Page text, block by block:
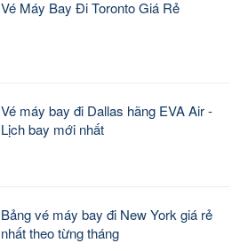
Vé Máy Bay Đi Toronto Giá Rẻ
Vé máy bay đi Dallas hãng EVA Air -
Lịch bay mới nhất
Bảng vé máy bay đi New York giá rẻ
nhất theo từng tháng